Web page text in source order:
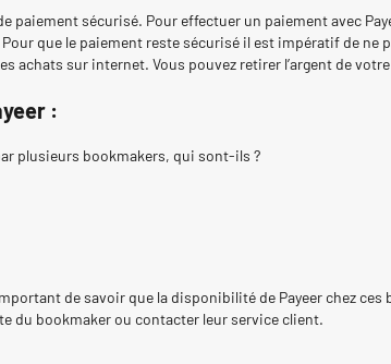
paiement sécurisé. Pour effectuer un paiement avec
que le paiement reste sécurisé il est impératif de
achats sur internet. Vous pouvez retirer l’argent de
:
plusieurs bookmakers, qui sont-ils ?
de savoir que la disponibilité de Payeer chez
du bookmaker ou contacter leur service client.